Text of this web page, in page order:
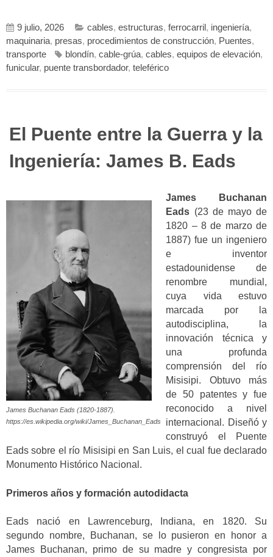
9 julio, 2026 cables, estructuras, ferrocarril , ingeniería,
maquinaria, presas, procedimientos de construcción, Puentes,
transporte
blondín, cable-grúa, cables, equipos de elevación,
funicular, puente transbordador, teleférico
El Puente entre la Guerra y la
Ingeniería: James B. Eads
James Buchanan Eads (1820-1887).
https://es.wikipedia.org/wiki/James_Buchanan_Eads
James Buchanan
Eads (23 de mayo de
1820 – 8 de marzo de
1887) fue un ingeniero
e inventor
estadounidense de
renombre mundial,
cuya vida estuvo
marcada por la
autodisciplina, la
innovación técnica y
una profunda
comprensión del río
Misisipi. Obtuvo más
de 50 patentes y fue
reconocido a nivel
internacional. Diseñó y
construyó el Puente
Eads sobre el río Misisipi en San Luis, el cual fue declarado
Monumento Histórico Nacional.
Primeros años y formación autodidacta
Eads nació en Lawrenceburg, Indiana, en 1820. Su
segundo nombre, Buchanan, se lo pusieron en honor a
James Buchanan, primo de su madre y congresista por